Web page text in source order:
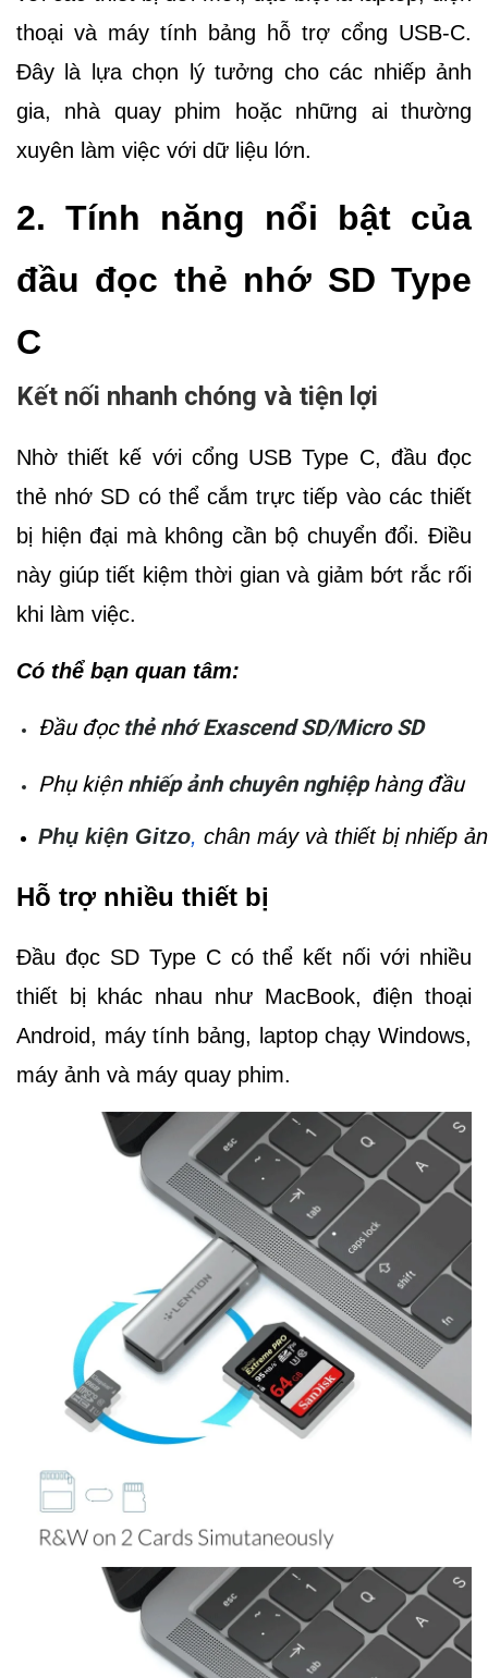
thoại và máy tính bảng hỗ trợ cổng USB-C.
Đây là lựa chọn lý tưởng cho các nhiếp ảnh
gia, nhà quay phim hoặc những ai thường
xuyên làm việc với dữ liệu lớn.
2. Tính năng nổi bật của
đầu đọc thẻ nhớ SD Type
C
Kết nối nhanh chóng và tiện lợi
Nhờ thiết kế với cổng USB Type C, đầu đọc
thẻ nhớ SD có thể cắm trực tiếp vào các thiết
bị hiện đại mà không cần bộ chuyển đổi. Điều
này giúp tiết kiệm thời gian và giảm bớt rắc rối
khi làm việc.
Có thể bạn quan tâm:
Đầu đọc thẻ nhớ Exascend SD/Micro SD
Phụ kiện nhiếp ảnh chuyên nghiệp hàng đầu
Phụ kiện Gitzo, chân máy và thiết bị nhiếp
Hỗ trợ nhiều thiết bị
Đầu đọc SD Type C có thể kết nối với nhiều
thiết bị khác nhau như MacBook, điện thoại
Android, máy tính bảng, laptop chạy Windows,
máy ảnh và máy quay phim.